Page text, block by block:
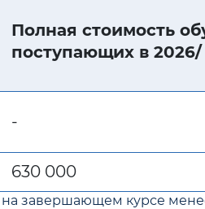
Полная стоимость
поступающих в 2026/
-
630 000
завершающем курсе